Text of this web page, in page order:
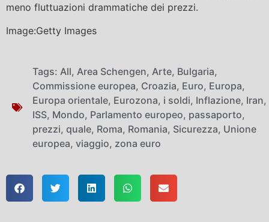
meno fluttuazioni drammatiche dei prezzi.
Image:Getty Images
Tags: All, Area Schengen, Arte, Bulgaria,
Commissione europea, Croazia, Euro, Europa,
Europa orientale, Eurozona, i soldi, Inflazione, Iran,
ISS, Mondo, Parlamento europeo, passaporto,
prezzi, quale, Roma, Romania, Sicurezza, Unione
europea, viaggio, zona euro